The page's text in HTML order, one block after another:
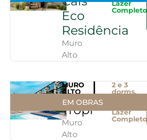
Eco
Residência
Muro
Alto
Lazer
Completo
EM OBRAS
MURO
ALTO
PE
Tropí
Muro
Alto
2 e 3
dorms.
Lazer
Completo